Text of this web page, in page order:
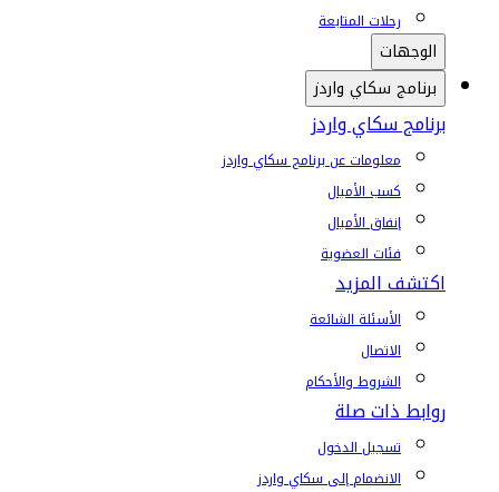
رحلات المتابعة
الوجهات
برنامج سكاي واردز
برنامج سكاي واردز
معلومات عن برنامج سكاي واردز
كسب الأميال
إنفاق الأميال
فئات العضوية
اكتشف المزيد
الأسئلة الشائعة
الاتصال
الشروط والأحكام
روابط ذات صلة
تسجيل الدخول
الانضمام إلى سكاي واردز